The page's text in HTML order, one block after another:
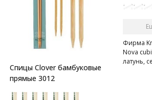
Спицы Clover бамбуковые
прямые 3012
Фирма
Nova
латунь,